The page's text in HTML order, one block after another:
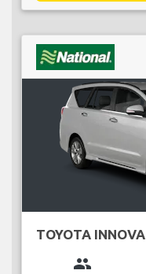
TOYOTA INNOVA
group